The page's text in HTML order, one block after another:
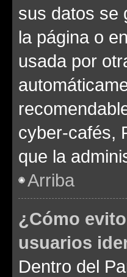
sus datos se
la página o
usada por
cyber-cafés,
que la
Arriba
¿Cómo
usuarios
Dentro del